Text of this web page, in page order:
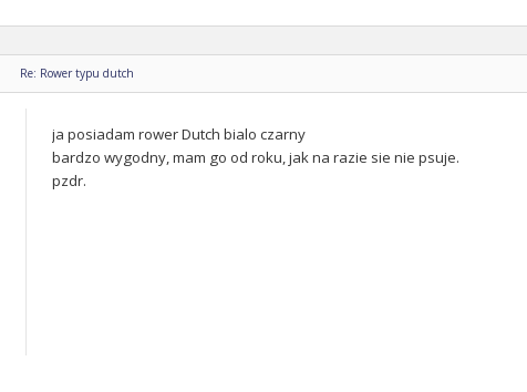
Re: Rower typu dutch
ja posiadam rower Dutch bialo czarny
bardzo wygodny, mam go od roku, jak na razie sie nie psuje.
pzdr.